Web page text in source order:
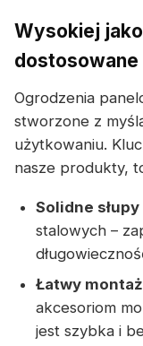
Wysokiej
Ogrodzenia
stworzone z
użytkowaniu.
nasze produkty,
Solidne
stalowych –
Łatwy montaż
akcesoriom
jest szybka i